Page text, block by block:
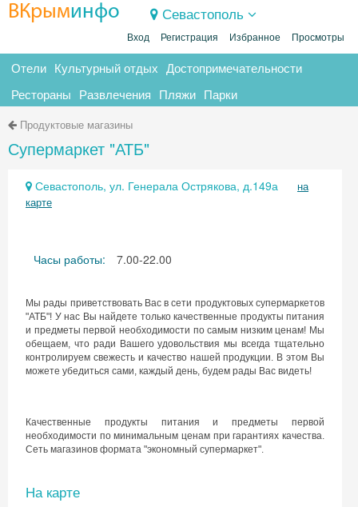
ВКрыминфо Севастополь
Вход Регистрация Избранное Просмотры
Отели Культурный отдых Достопримечательности
Рестораны Развлечения Пляжи Парки
Продуктовые магазины
Супермаркет "АТБ"
Севастополь, ул. Генерала Острякова, д.149а
на
карте
Часы работы: 7.00-22.00
Мы рады приветствовать Вас в сети продуктовых супермаркетов
"АТБ"! У нас Вы найдете только качественные продукты питания
и предметы первой необходимости по самым низким ценам! Мы
обещаем, что ради Вашего удовольствия мы всегда тщательно
контролируем свежесть и качество нашей продукции. В этом Вы
можете убедиться сами, каждый день, будем рады Вас видеть!
Качественные продукты питания и предметы первой
необходимости по минимальным ценам при гарантиях качества.
Сеть магазинов формата "экономный супермаркет".
На карте